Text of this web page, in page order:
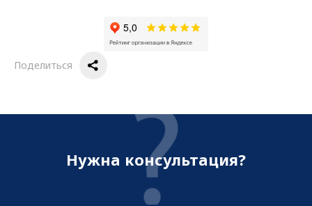
Поделиться
Нужна консультация?